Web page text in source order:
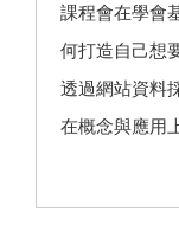
課程會在學會
何打造自己想
透過網站資料
在概念與應用